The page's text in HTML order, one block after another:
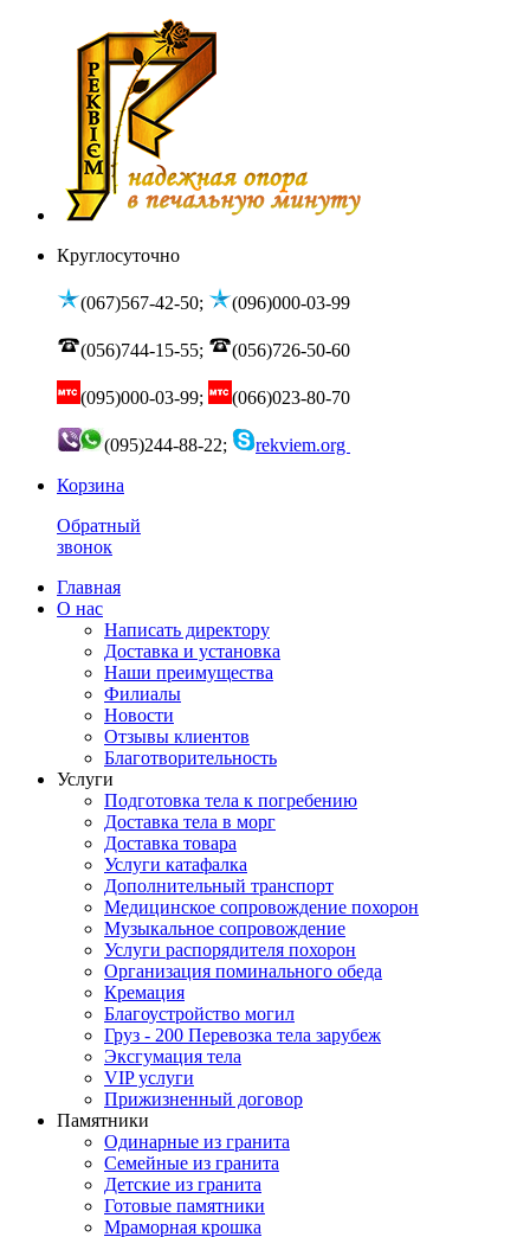
Круглосуточно
(067)567-42-50; (096)000-03-99
(056)744-15-55; (056)726-50-60
(095)000-03-99; (066)023-80-70
(095)244-88-22;
rekviem.org
Корзина
Обратный
звонок
Главная
О нас
Написать директору
Доставка и установка
Наши преимущества
Филиалы
Новости
Отзывы клиентов
Благотворительность
Услуги
Подготовка тела к погребению
Доставка тела в морг
Доставка товара
Услуги катафалка
Дополнительный транспорт
Медицинское сопровождение похорон
Музыкальное сопровождение
Услуги распорядителя похорон
Организация поминального обеда
Кремация
Благоустройство могил
Груз - 200 Перевозка тела зарубеж
Эксгумация тела
VIP услуги
Прижизненный договор
Памятники
Одинарные из гранита
Семейные из гранита
Детские из гранита
Готовые памятники
Мраморная крошка